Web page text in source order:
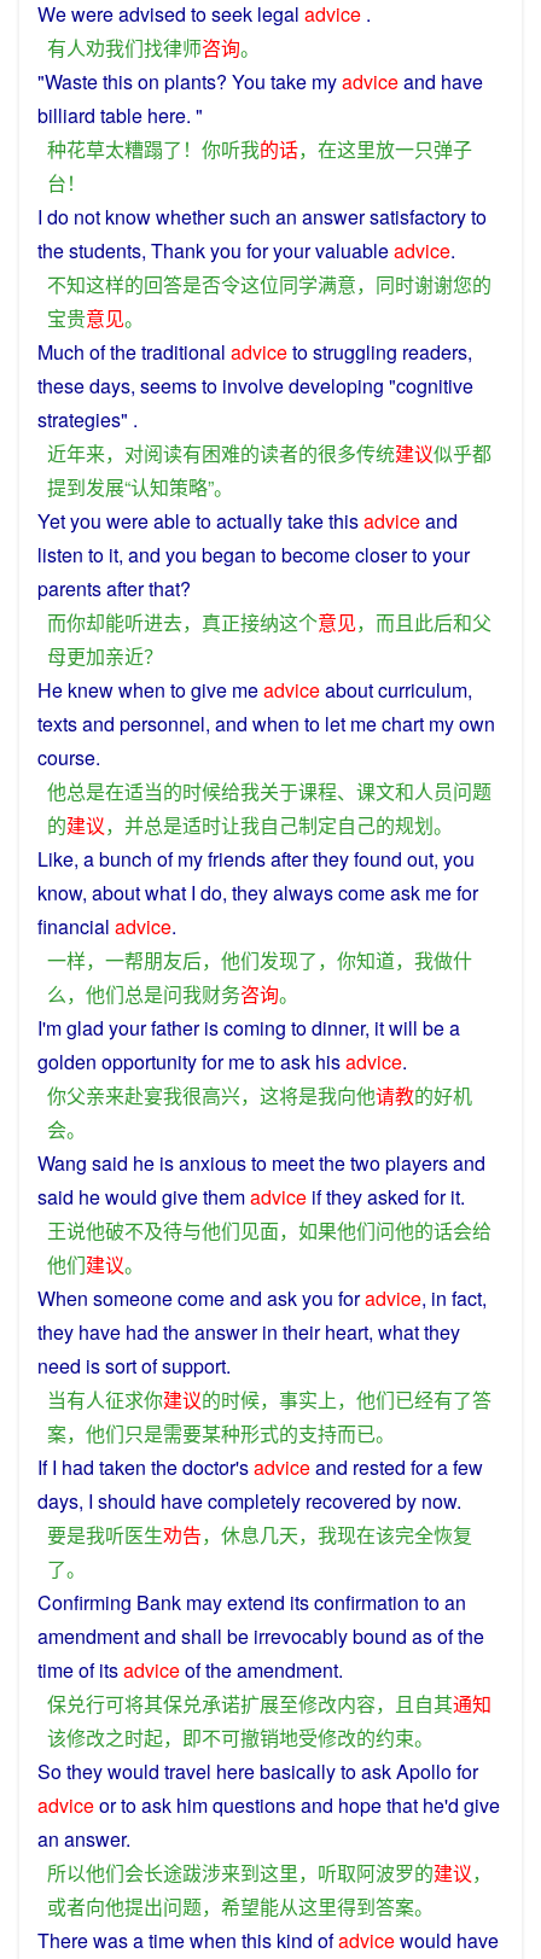
Wewereadvised toseek legal advice .
有人劝我们找律师咨询。
"Wastethison plants? You take myadviceand have
billiard table here. "
种花草太糟蹋了 ！ 你听我的话， 在这里放一只弹子
台！
I do not knowwhethersuch an answersatisfactoryto
thestudents, Thankyou for yourvaluableadvice.
不知这样的回答是否令这位同学满意， 同时谢谢您的
宝贵意见。
Much of thetraditional advicetostruggling readers,
these days, seemsto involvedeveloping "cognitive
strategies" .
近年来， 对阅读有困难的读者的很多传统建议似乎都
提到发展“认知策略”。
Yetyou wereabletoactuallytakethisadviceand
listen to it, and you began to becomecloserto your
parentsafterthat?
而你却能听进去， 真正接纳这个意见， 而且此后和父
母更加亲近？
He knewwhen togive meadviceaboutcurriculum,
textsand personnel, and when to let mechart myown
course.
他总是在适当的时候给我关于课程、 课文和人员问题
的建议， 并总是适时让我自己制定自己的规划。
Like, a bunch of myfriendsaftertheyfound out, you
know, about what I do, theyalwayscomeask mefor
financial advice.
一样， 一帮朋友后， 他们发现了， 你知道， 我做什
么， 他们总是问我财务咨询。
I'mglad yourfather iscoming todinner, itwill be a
golden opportunityformetoask hisadvice.
你父亲来赴宴我很高兴， 这将是我向他请教的好机
会。
Wang said he is anxious to meetthe two playersand
said hewould givethemadvice iftheyasked forit.
王说他破不及待与他们见面， 如果他们问他的话会给
他们建议。
When someonecome and askyou foradvice, in fact,
they have had theanswerin their heart, whatthey
need issortofsupport.
当有人征求你建议的时候， 事实上， 他们已经有了答
案， 他们只是需要某种形式的支持而已。
If I had taken thedoctor'sadviceand rested forafew
days, I should havecompletely recovered by now.
要是我听医生劝告， 休息几天， 我现在该完全恢复
了。
Confirming Bank mayextend itsconfirmation toan
amendmentand shall be irrevocablybound asofthe
timeofitsadviceof theamendment.
保兑行可将其保兑承诺扩展至修改内容， 且自其通知
该修改之时起， 即不可撤销地受修改的约束。
Sotheywould travel herebasicallytoaskApollofor
adviceorto ask himquestionsand hopethat he'd give
an answer.
所以他们会长途跋涉来到这里， 听取阿波罗的建议，
或者向他提出问题， 希望能从这里得到答案。
There wasatimewhen this kind ofadvicewould have